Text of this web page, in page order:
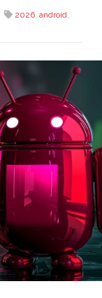
2026, android,